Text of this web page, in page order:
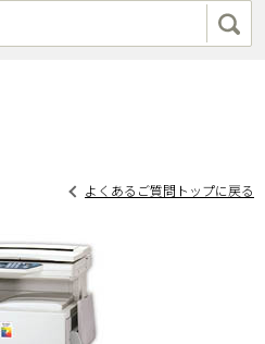
よくあるご質問トップに戻る